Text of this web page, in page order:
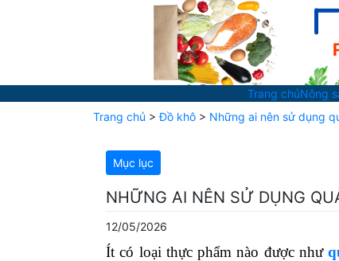
Trang chủNông
Trang chủ >Đồ khô > Những ai nên sử dụng
Mục lục
NHỮNG AI NÊN SỬ DỤNG
12/05/2026
Ít có loại thực phẩm nào được như